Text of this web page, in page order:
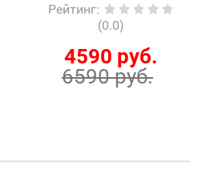
Рейтинг:
(0.0)
4590 руб.
6590 руб.